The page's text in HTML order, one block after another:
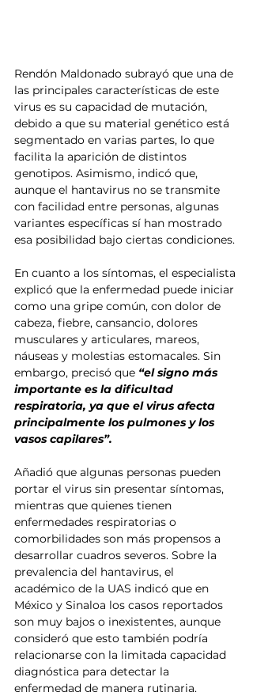
Rendón Maldonado subrayó que una de
las principales características de este
virus es su capacidad de mutación,
debido a que su material genético está
segmentado en varias partes, lo que
facilita la aparición de distintos
genotipos. Asimismo, indicó que,
aunque el hantavirus no se transmite
con facilidad entre personas, algunas
variantes específicas sí han mostrado
esa posibilidad bajo ciertas condiciones.
En cuanto a los síntomas, el especialista
explicó que la enfermedad puede iniciar
como una gripe común, con dolor de
cabeza, fiebre, cansancio, dolores
musculares y articulares, mareos,
náuseas y molestias estomacales. Sin
embargo, precisó que “el signo más
importante es la dificultad
respiratoria, ya que el virus afecta
principalmente los pulmones y los
vasos capilares”.
Añadió que algunas personas pueden
portar el virus sin presentar síntomas,
mientras que quienes tienen
enfermedades respiratorias o
comorbilidades son más propensos a
desarrollar cuadros severos. Sobre la
prevalencia del hantavirus, el
académico de la UAS indicó que en
México y Sinaloa los casos reportados
son muy bajos o inexistentes, aunque
consideró que esto también podría
relacionarse con la limitada capacidad
diagnóstica para detectar la
enfermedad de manera rutinaria.